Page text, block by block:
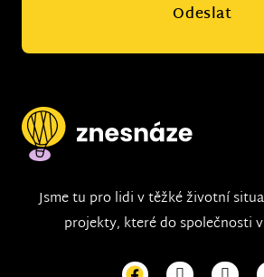
Odeslat
Jsme tu pro lidi v těžké životní
projekty, které do společnosti